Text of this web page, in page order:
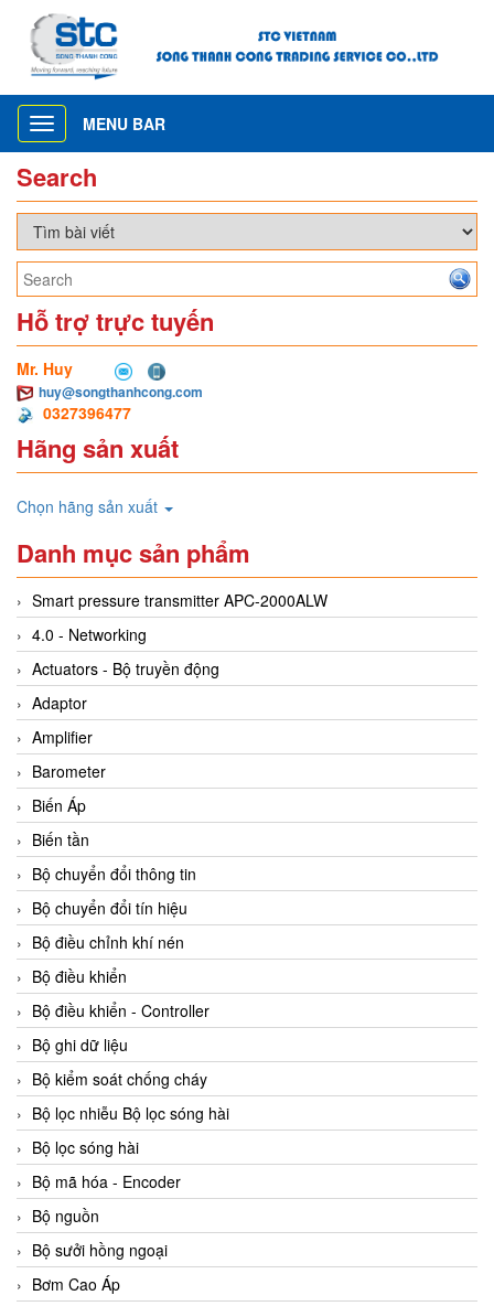
Toggle
navigation
MENU BAR
Search
Hỗ trợ trực tuyến
Mr. Huy
huy@songthanhcong.com
0327396477
Hãng sản xuất
Chọn hãng sản xuất
Danh mục sản phẩm
Smart pressure transmitter APC-2000ALW
4.0 - Networking
Actuators - Bộ truyền động
Adaptor
Amplifier
Barometer
Biến Áp
Biến tần
Bộ chuyển đổi thông tin
Bộ chuyển đổi tín hiệu
Bộ điều chỉnh khí nén
Bộ điều khiển
Bộ điều khiển - Controller
Bộ ghi dữ liệu
Bộ kiểm soát chống cháy
Bộ lọc nhiễu Bộ lọc sóng hài
Bộ lọc sóng hài
Bộ mã hóa - Encoder
Bộ nguồn
Bộ sưởi hồng ngoại
Bơm Cao Áp